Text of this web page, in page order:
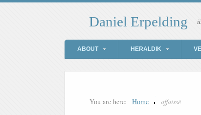
Daniel Erpelding
ABOUT HERALDIK
You are here: Home affaissé